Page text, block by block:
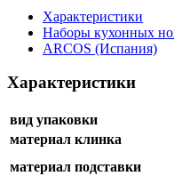
Характеристики
Наборы кухонных
ARCOS (Испания)
Характеристики
вид упаковки
материал клинка
материал подставки